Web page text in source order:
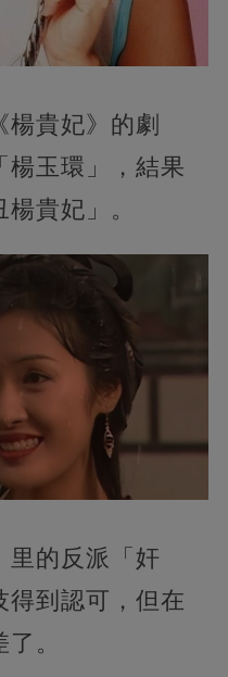
貴妃》的劇
楊玉環」，結果
貴妃」。
里的反派「奸
得到認可，但在
。